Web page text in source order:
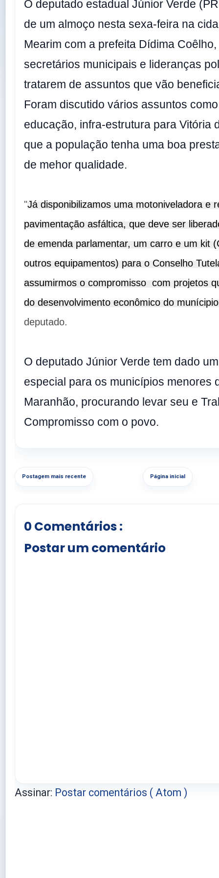
O deputado estadual Júnior Verde
de um almoço nesta sexa-feira na
Mearim com a prefeita Dídima
secretários municipais e lideranças
tratarem de assuntos que vão
Foram discutido vários assuntos
educação, infra-estrutura para Vitória
que a população tenha uma boa
de mehor qualidade.
"Já disponibilizamos uma motoniveladora e
pavimentação asfáltica, que deve ser
de emenda parlamentar, um carro e um kit
outros equipamentos) para o Conselho
assumirmos o compromisso  com projetos
do desenvolvimento econômico do
deputado.
O deputado Júnior Verde tem dado
especial para os municípios menores
Maranhão, procurando levar seu e
Compromisso com o povo.
Postagem mais recente Página inicial
0 Comentários :
Postar um comentário
Assinar: Postar comentários ( Atom )